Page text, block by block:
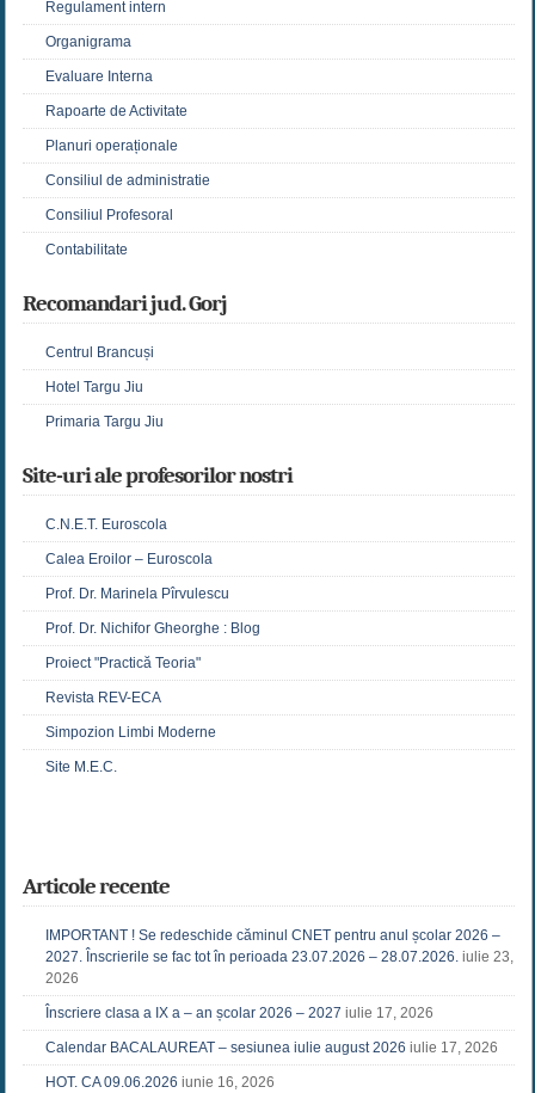
Regulament intern
Organigrama
Evaluare Interna
Rapoarte de Activitate
Planuri operaționale
Consiliul de administratie
Consiliul Profesoral
Contabilitate
Recomandari jud. Gorj
Centrul Brancuși
Hotel Targu Jiu
Primaria Targu Jiu
Site-uri ale profesorilor nostri
C.N.E.T. Euroscola
Calea Eroilor – Euroscola
Prof. Dr. Marinela Pîrvulescu
Prof. Dr. Nichifor Gheorghe : Blog
Proiect "Practică Teoria"
Revista REV-ECA
Simpozion Limbi Moderne
Site M.E.C.
Articole recente
IMPORTANT ! Se redeschide căminul CNET pentru anul școlar 2026 –
2027. Înscrierile se fac tot în perioada 23.07.2026 – 28.07.2026. iulie 23,
2026
Înscriere clasa a IX a – an școlar 2026 – 2027 iulie 17, 2026
Calendar BACALAUREAT – sesiunea iulie august 2026 iulie 17, 2026
HOT. CA 09.06.2026 iunie 16, 2026